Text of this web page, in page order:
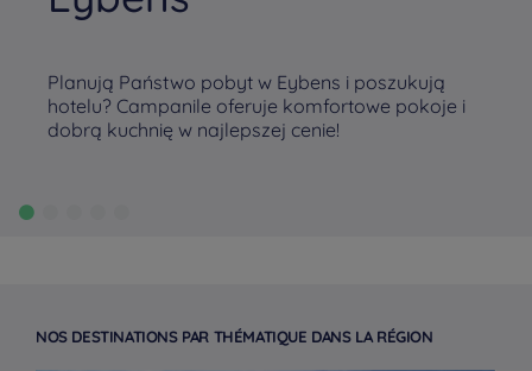
Planują Państwo pobyt w Eybens i poszukują
hotelu? Campanile oferuje komfortowe pokoje i
dobrą kuchnię w najlepszej cenie!
NOS DESTINATIONS PAR THÉMATIQUE DANS LA RÉGION